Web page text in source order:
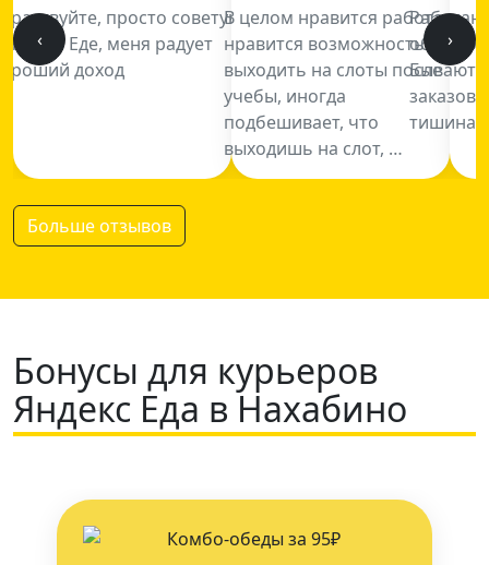
просто советую
Яндекс Еде, меня радует
доход
В целом нравится работа,
нравится возможность
выходить на слоты после
учебы, иногда
подбешивает, что
выходишь на слот, …
обычно
Бывают
заказов
тишина,
‹ ›
Больше отзывов
Бонусы для курьеров
Яндекс Еда в Нахабино